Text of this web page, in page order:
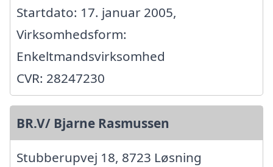
Startdato: 17. januar 2005,
Virksomhedsform:
Enkeltmandsvirksomhed
CVR: 28247230
BR.V/ Bjarne Rasmussen
Stubberupvej 18, 8723 Løsning